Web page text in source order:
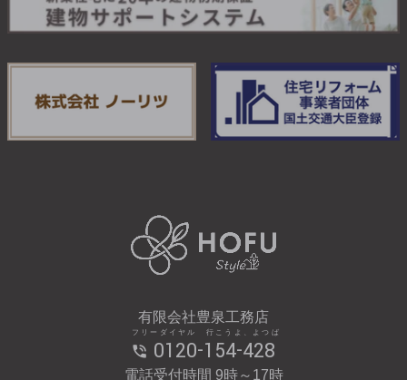
有限会社豊泉工務店
0120-154-428
フリーダイヤル 行こうよ、よつば
電話受付時間 9時～17時